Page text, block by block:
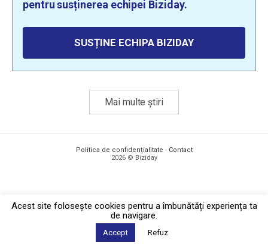
pentru susținerea echipei Biziday.
SUSȚINE ECHIPA BIZIDAY
Mai multe știri
Politica de confidențialitate · Contact
2026 © Biziday
Acest site foloseşte cookies pentru a îmbunătăți experiența ta
de navigare.
Accept Refuz